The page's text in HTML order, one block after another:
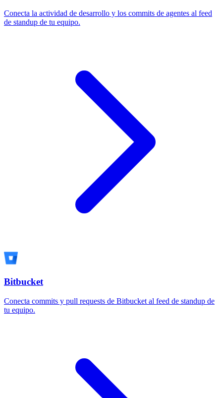
Conecta la actividad de desarrollo y los commits de agentes al feed
de standup de tu equipo.
Bitbucket
Conecta commits y pull requests de Bitbucket al feed de standup de
tu equipo.